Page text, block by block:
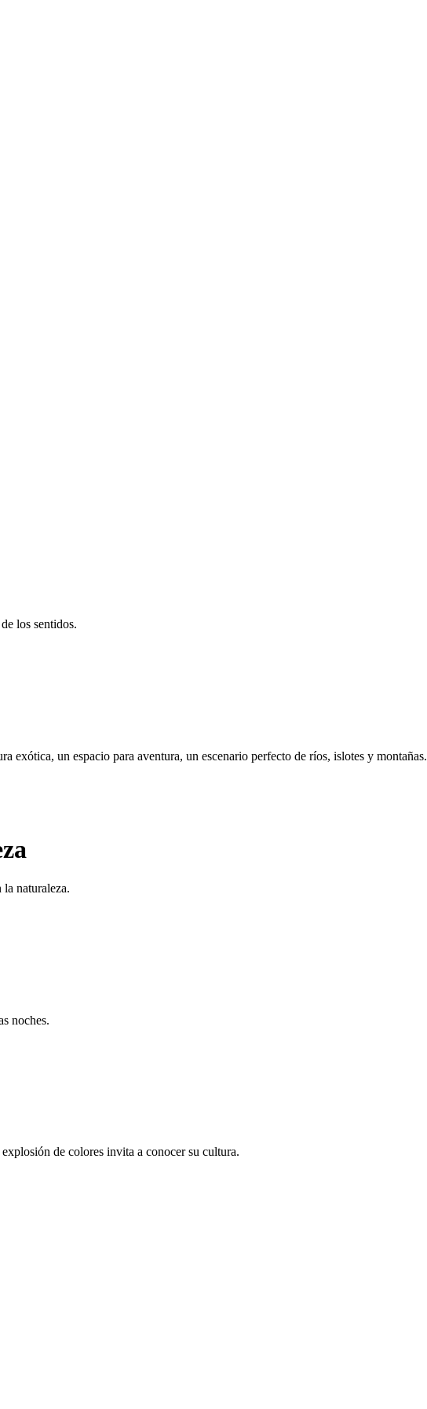
los sentidos.
un espacio para aventura, un escenario perfecto de ríos, islotes y montañas.
naturaleza.
noches.
de colores invita a conocer su cultura.